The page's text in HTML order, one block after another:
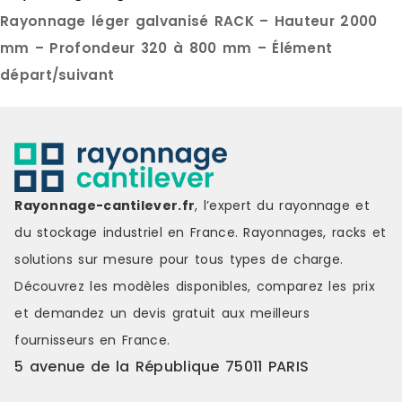
caoutchouc antidérapants 5
niveaux de rangement Surface
poudrée résistante à la rouille
Arêtes arrondies pour plus de
sécurité Contenu de la livraison : 1
x Étagère à 5
Rayonnage léger galvanisé RACK – Hauteur 2000
mm – Profondeur 320 à 800 mm – Élément
départ/suivant
Rayonnage-cantilever.fr, l’expert du rayonnage et
du stockage industriel en France. Rayonnages, racks et
solutions sur mesure pour tous types de charge.
Découvrez les modèles disponibles, comparez les prix
et demandez un devis gratuit aux meilleurs
fournisseurs en France.
5 avenue de la République 75011 PARIS